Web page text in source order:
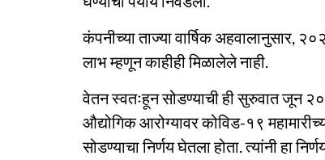
कंपनीच्या ताज्या वार्षिक अहवालानुसार,
लाभ म्हणून काहीही मिळालेले नाही.
वेतन स्वतःहून सोडण्याची ही सुरुवात जून
औद्योगिक आरोग्यावर कोविड-१९
सोडण्याचा निर्णय घेतला होता. त्यांनी हा